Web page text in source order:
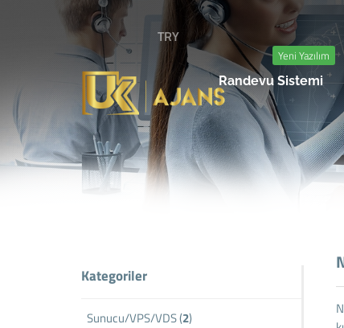
TRY
Yeni Yazılım
Randevu Sistemi
Kategoriler
Sunucu/VPS/VDS (2)